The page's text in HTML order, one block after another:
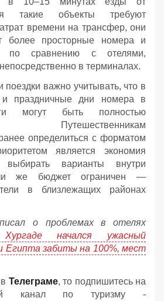
такие объекты требуют
времени на трансфер, они
более просторные номера и
по сравнению с отелями,
в терминалах.
важно учитывать, что в
праздничные дни номера в
могут быть полностью
Путешественникам
определиться с форматом
является экономия
выбирать варианты внутри
же бюджет ограничен —
в близлежащих районах
о проблемах в отелях
начался ужасный
Египта забиты на 100%, мест
Телеграме, то подпишитесь на
канал по туризму -